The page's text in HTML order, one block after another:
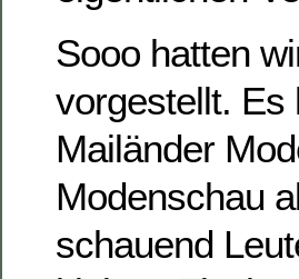
Sooo hatten
vorgestellt. Es
Mailänder
Modenschau
schauend